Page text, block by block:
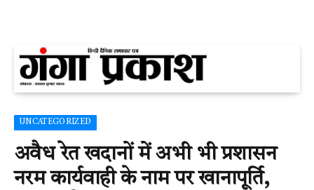
UNCATEGORIZED
अवैध रेत खदानों में अभी भी प्रशासन
नरम कार्यवाही के नाम पर खानापूर्ति,